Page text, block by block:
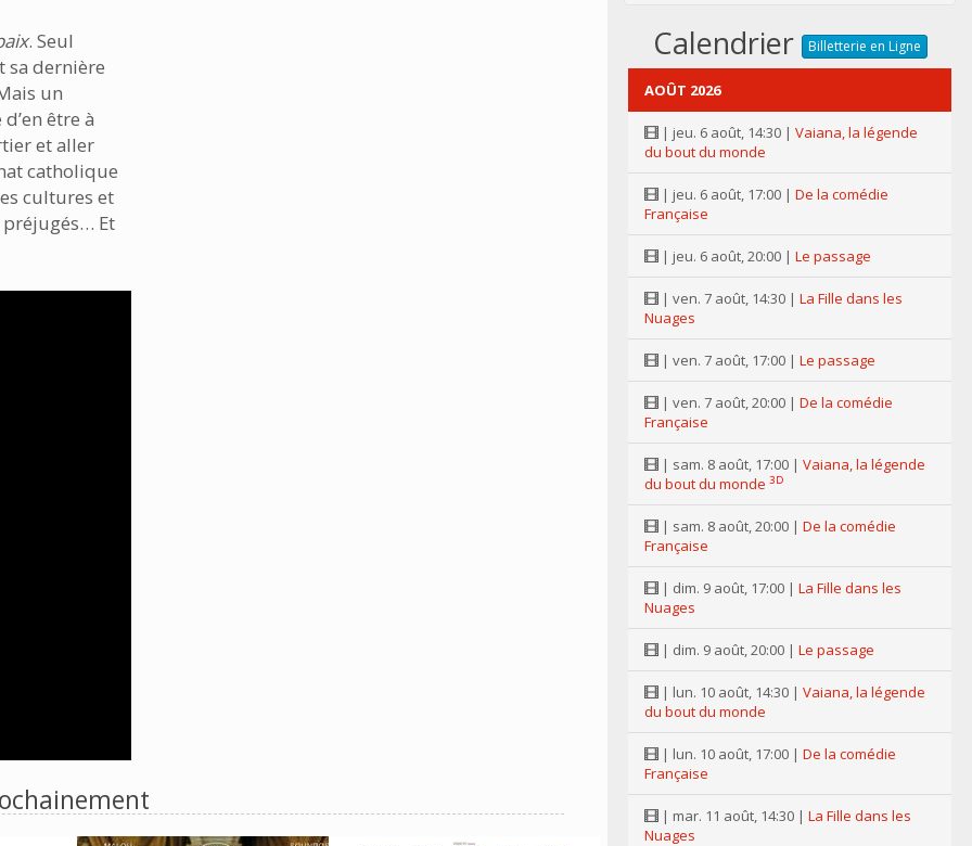
. Seul
sa dernière
un
être à
et aller
catholique
cultures et
Et
Calendrier Billetterie en Ligne
AOÛT 2026
| jeu. 6 août, 14:30 | Vaiana, la légende
du bout du monde
| jeu. 6 août, 17:00 | De la comédie
Française
| jeu. 6 août, 20:00 | Le passage
| ven. 7 août, 14:30 | La Fille dans les
Nuages
| ven. 7 août, 17:00 | Le passage
| ven. 7 août, 20:00 | De la comédie
Française
| sam. 8 août, 17:00 | Vaiana, la légende
du bout du monde 3D
| sam. 8 août, 20:00 | De la comédie
Française
| dim. 9 août, 17:00 | La Fille dans les
Nuages
| dim. 9 août, 20:00 | Le passage
| lun. 10 août, 14:30 | Vaiana, la légende
du bout du monde
| lun. 10 août, 17:00 | De la comédie
Française
| mar. 11 août, 14:30 | La Fille dans les
Nuages